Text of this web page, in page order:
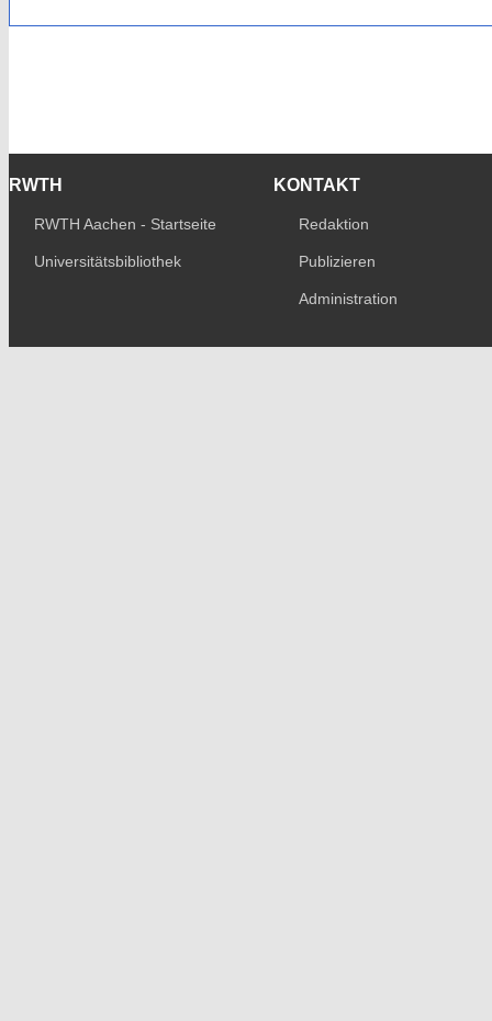
RWTH
RWTH Aachen - Startseite
Universitätsbibliothek
KONTAKT
Redaktion
Publizieren
Administration